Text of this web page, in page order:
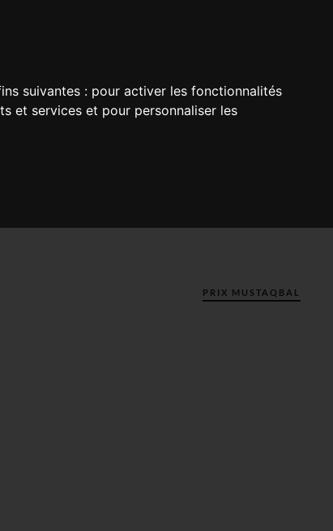
suivantes : pour activer les fonctionnalités
et services et pour personnaliser les
PRIX MUSTAQBAL